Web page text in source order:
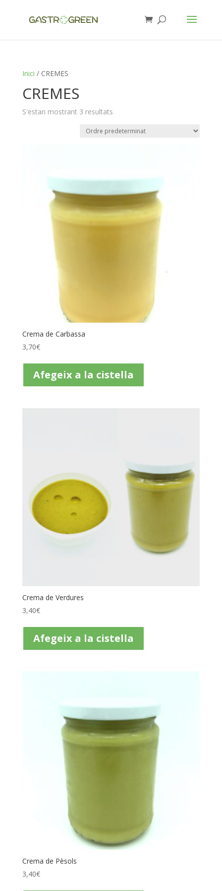
Inici / CREMES
CREMES
S'estan mostrant 3 resultats
Crema de Carbassa
3,70€
Afegeix a la cistella
Crema de Verdures
3,40€
Afegeix a la cistella
Crema de Pèsols
3,40€